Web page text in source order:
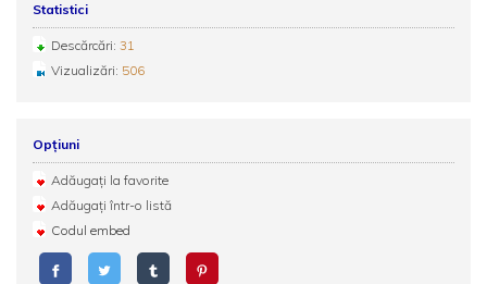
Statistici
Descărcări: 31
Vizualizări: 506
Opțiuni
Adăugați la favorite
Adăugați într-o listă
Codul embed